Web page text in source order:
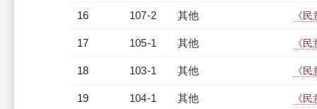
16 107-2 其他 《
17 105-1 其他 《
18 103-1 其他 《
19 104-1 其他 《